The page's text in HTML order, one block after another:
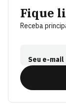
Fique
Receba
Seu e-mail